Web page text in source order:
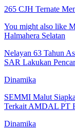
265 CJH Ternate
You might also like
Halmahera Selatan
Nelayan 63 Tahun
SAR Lakukan
Dinamika
SEMMI Malut
Terkait AMDAL PT
Dinamika